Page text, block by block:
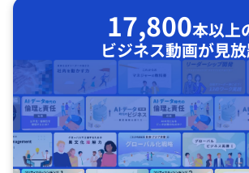
17,800本以上
ビジネス動画が見